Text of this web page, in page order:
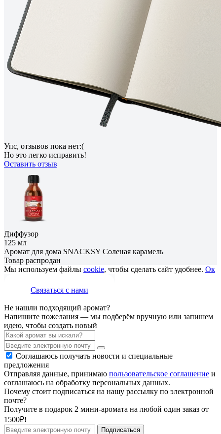
Упс, отзывов пока нет:(
Но это легко исправить!
Оставить отзыв
Диффузор
125 мл
Аромат для дома SNACKSY Соленая карамель
Товар распродан
Мы используем файлы cookie, чтобы сделать сайт удобнее. Ок
Связаться с нами
Не нашли подходящий аромат?
Напишите пожелания — мы подберём вручную или запишем
идею, чтобы создать новый
Соглашаюсь получать новости и специальные
предложения
Отправляя данные, принимаю пользовательское соглашение и
соглашаюсь на обработку персональных данных.
Почему стоит подписаться на нашу рассылку по электронной
почте?
Получите в подарок 2 мини-аромата на любой один заказ от
1500₽!
Подписаться